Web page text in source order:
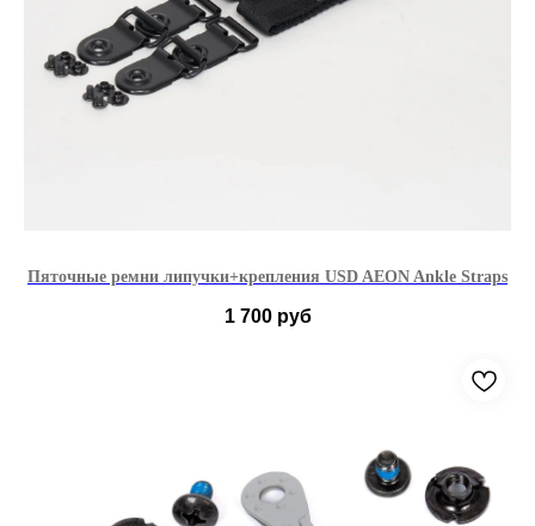
Пяточные ремни липучки+крепления USD AEON Ankle Straps
1 700 руб